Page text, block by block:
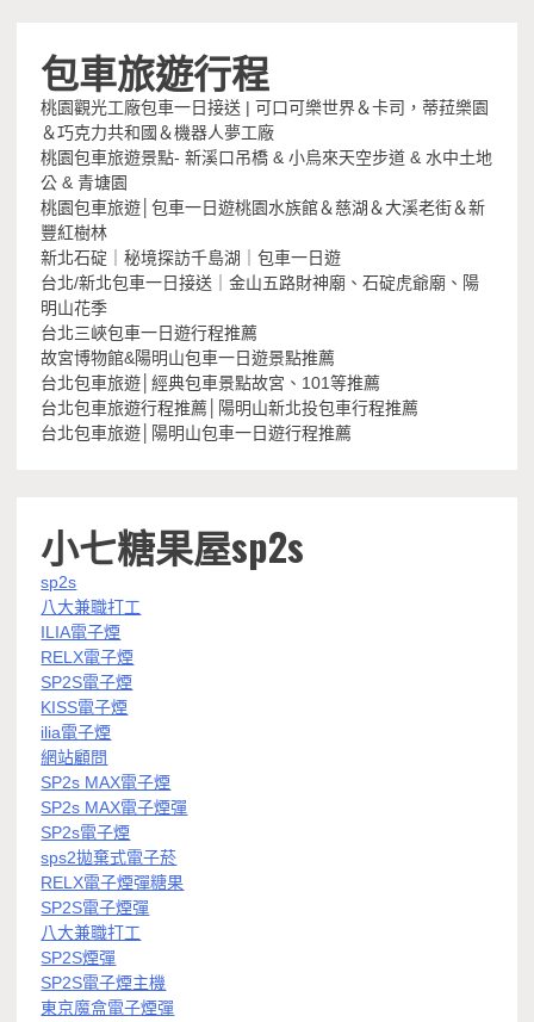
包車旅遊行程
桃園觀光工廠包車一日接送 | 可口可樂世界＆卡司，蒂菈樂園
＆巧克力共和國＆機器人夢工廠
桃園包車旅遊景點- 新溪口吊橋 & 小烏來天空步道 & 水中土地
公 & 青塘園
桃園包車旅遊│包車一日遊桃園水族館＆慈湖＆大溪老街＆新
豐紅樹林
新北石碇｜秘境探訪千島湖｜包車一日遊
台北/新北包車一日接送｜金山五路財神廟、石碇虎爺廟、陽
明山花季
台北三峽包車一日遊行程推薦
故宮博物館&陽明山包車一日遊景點推薦
台北包車旅遊│經典包車景點故宮、101等推薦
台北包車旅遊行程推薦│陽明山新北投包車行程推薦
台北包車旅遊│陽明山包車一日遊行程推薦
小七糖果屋sp2s
sp2s
八大兼職打工
ILIA電子煙
RELX電子煙
SP2S電子煙
KISS電子煙
ilia電子煙
網站顧問
SP2s MAX電子煙
SP2s MAX電子煙彈
SP2s電子煙
sps2拋棄式電子菸
RELX電子煙彈糖果
SP2S電子煙彈
八大兼職打工
SP2S煙彈
SP2S電子煙主機
東京魔盒電子煙彈